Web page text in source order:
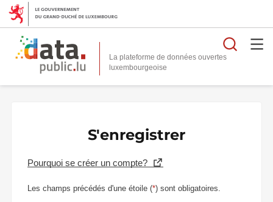
La plateforme de données ouvertes
S'enregistrer
Pourquoi se créer un compte?
Les champs précédés d'une étoile (*) sont obligatoires.